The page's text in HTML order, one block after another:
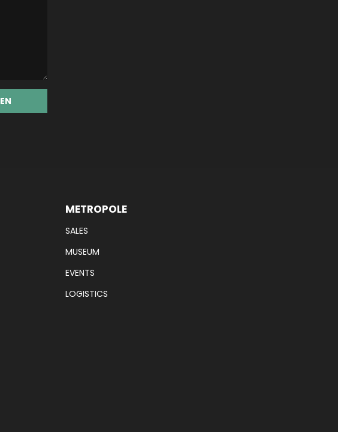
METROPOLE
SALES
MUSEUM
EVENTS
LOGISTICS